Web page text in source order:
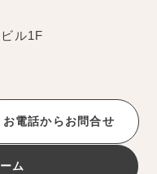
ル1F
お電話からお問合せ
ム